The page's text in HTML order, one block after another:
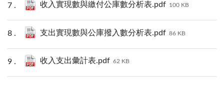
收入實現數與繳付公庫數分析表.pdf 100 KB
支出實現數與公庫撥入數分析表.pdf 86 KB
收入支出彙計表.pdf 62 KB